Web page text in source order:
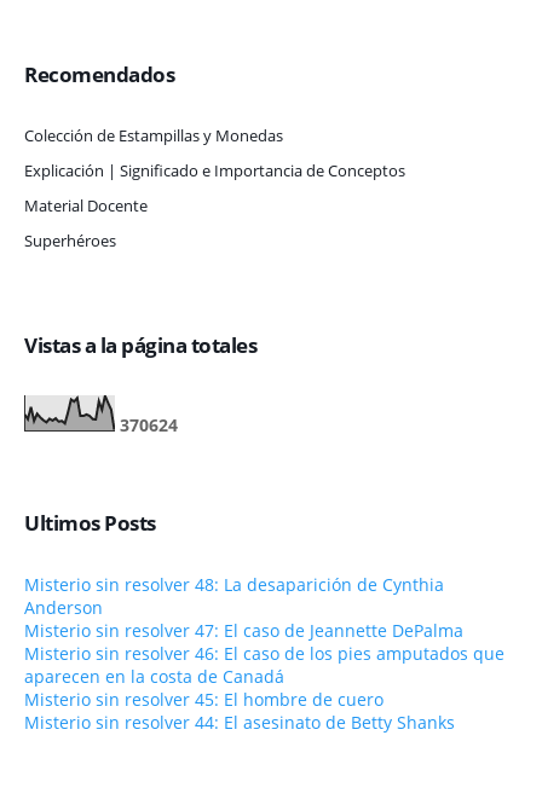
Recomendados
Colección de Estampillas y Monedas
Explicación | Significado e Importancia de Conceptos
Material Docente
Superhéroes
Vistas a la página totales
370624
Ultimos Posts
Misterio sin resolver 48: La desaparición de Cynthia
Anderson
Misterio sin resolver 47: El caso de Jeannette DePalma
Misterio sin resolver 46: El caso de los pies amputados que
aparecen en la costa de Canadá
Misterio sin resolver 45: El hombre de cuero
Misterio sin resolver 44: El asesinato de Betty Shanks